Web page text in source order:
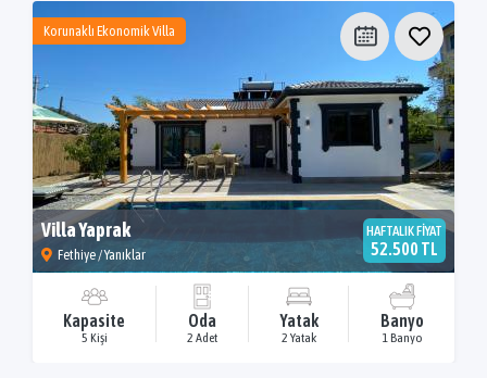
Korunaklı Ekonomik Villa
Villa Yaprak
Fethiye / Yanıklar
HAFTALIK FİYAT
52.500 TL
Kapasite
5 Kişi
Oda
2 Adet
Yatak
2 Yatak
Banyo
1 Banyo